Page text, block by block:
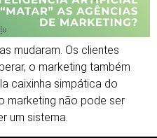
mudaram. Os clientes
o marketing também
caixinha simpática do
marketing não pode ser
um sistema.